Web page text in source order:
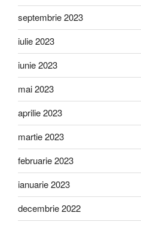
septembrie 2023
iulie 2023
iunie 2023
mai 2023
aprilie 2023
martie 2023
februarie 2023
ianuarie 2023
decembrie 2022